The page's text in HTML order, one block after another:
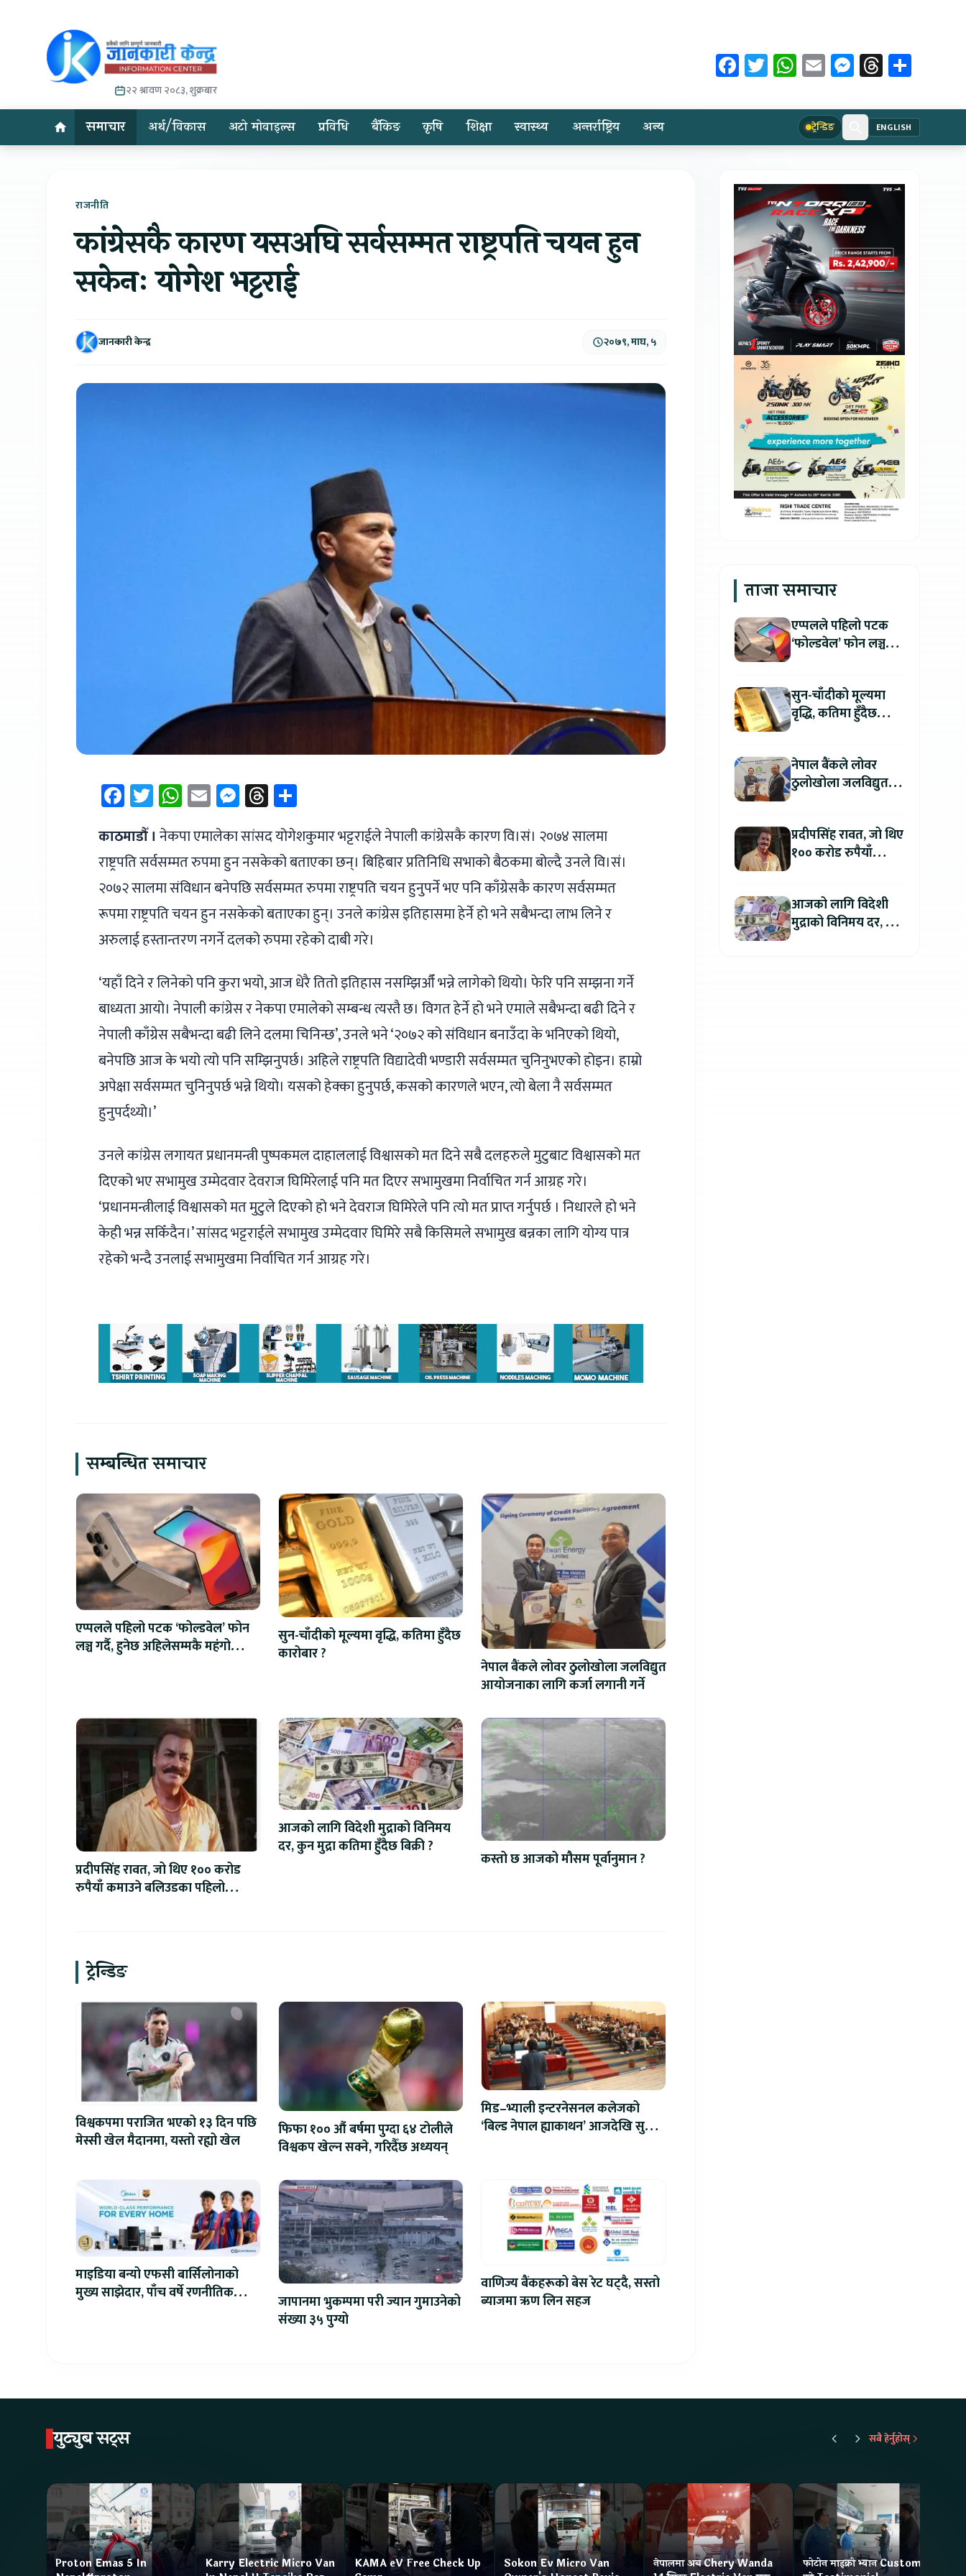
२२ श्रावण २०८३, शुक्रबार
Facebook
Twitter
WhatsApp
EmailMessenger
Threads
समाचार अर्थ/विकास अटो मोवाइल्स प्रविधि बैंकिङ कृषि शिक्षा स्वास्थ्य अन्तर्राष्ट्रिय अन्य ट्रेन्डिङ ENGLISH
राजनीति
कांग्रेसकै कारण यसअघि सर्वसम्मत राष्ट्रपति चयन हुन
सकेनः योगेश भट्टराई
जानकारी केन्द्र २०७९, माघ, ५
Facebook
Twitter
WhatsApp
EmailMessenger
Threads
काठमाडौँ । नेकपा एमालेका सांसद योगेशकुमार भट्टराईले नेपाली कांग्रेसकै कारण वि।सं। २०७४ सालमा
राष्ट्रपति सर्वसम्मत रुपमा हुन नसकेको बताएका छन्। बिहिबार प्रतिनिधि सभाको बैठकमा बोल्दै उनले वि।सं।
२०७२ सालमा संविधान बनेपछि सर्वसम्मत रुपमा राष्ट्रपति चयन हुनुपर्ने भए पनि काँग्रेसकै कारण सर्वसम्मत
रूपमा राष्ट्रपति चयन हुन नसकेको बताएका हुन्। उनले कांग्रेस इतिहासमा हेर्ने हो भने सबैभन्दा लाभ लिने र
अरुलाई हस्तान्तरण नगर्ने दलको रुपमा रहेको दाबी गरे।
‘यहाँ दिने र लिनेको पनि कुरा भयो, आज धेरै तितो इतिहास नसम्झिऔँ भन्ने लागेको थियो। फेरि पनि सम्झना गर्ने
बाध्यता आयो। नेपाली कांग्रेस र नेकपा एमालेको सम्बन्ध त्यस्तै छ। विगत हेर्ने हो भने एमाले सबैभन्दा बढी दिने र
नेपाली काँग्रेस सबैभन्दा बढी लिने दलमा चिनिन्छ’, उनले भने ‘२०७२ को संविधान बनाउँदा के भनिएको थियो,
बनेपछि आज के भयो त्यो पनि सम्झिनुपर्छ। अहिले राष्ट्रपति विद्यादेवी भण्डारी सर्वसम्मत चुनिनुभएको होइन। हाम्रो
अपेक्षा सर्वसम्मत चुनिनुपर्छ भन्ने थियो। यसको हेक्का हुनुपर्छ, कसको कारणले भएन, त्यो बेला नै सर्वसम्मत
हुनुपर्दथ्यो।’
उनले कांग्रेस लगायत प्रधानमन्त्री पुष्पकमल दाहाललाई विश्वासको मत दिने सबै दलहरुले मुटुबाट विश्वासको मत
दिएको भए सभामुख उम्मेदवार देवराज घिमिरेलाई पनि मत दिएर सभामुखमा निर्वाचित गर्न आग्रह गरे।
‘प्रधानमन्त्रीलाई विश्वासको मत मुटुले दिएको हो भने देवराज घिमिरेले पनि त्यो मत प्राप्त गर्नुपर्छ । निधारले हो भने
केही भन्न सकिँदैन।’ सांसद भट्टराईले सभामुख उम्मेदवार घिमिरे सबै किसिमले सभामुख बन्नका लागि योग्य पात्र
रहेको भन्दै उनलाई सभामुखमा निर्वाचित गर्न आग्रह गरे।
सम्बन्धित समाचार
एप्पलले पहिलो पटक ‘फोल्डवेल’ फोन
लञ्च गर्दै, हुनेछ अहिलेसम्मकै महंगो
सुन-चाँदीको मूल्यमा वृद्धि, कतिमा हुँदैछ
कारोबार ?
नेपाल बैंकले लोवर ठुलोखोला जलविद्युत
आयोजनाका लागि कर्जा लगानी गर्ने
प्रदीपसिंह रावत, जो थिए १०० करोड
रुपैयाँ कमाउने बलिउडका पहिलो
आजको लागि विदेशी मुद्राको विनिमय
दर, कुन मुद्रा कतिमा हुँदैछ बिक्री ?
कस्तो छ आजको मौसम पूर्वानुमान ?
ट्रेन्डिङ
विश्वकपमा पराजित भएको १३ दिन पछि
मेस्सी खेल मैदानमा, यस्तो रह्यो खेल
फिफा १०० औं बर्षमा पुग्दा ६४ टोलीले
विश्वकप खेल्न सक्ने, गरिदैँछ अध्ययन्
मिड–भ्याली इन्टरनेसनल कलेजको
‘बिल्ड नेपाल ह्याकाथन’ आजदेखि सुरु,
माइडिया बन्यो एफसी बार्सिलोनाको
मुख्य साझेदार, पाँच वर्षे रणनीतिक
जापानमा भुकम्पमा परी ज्यान गुमाउनेको
संख्या ३५ पुग्यो
वाणिज्य बैंकहरूको बेस रेट घट्दै, सस्तो
ब्याजमा ऋण लिन सहज
ताजा समाचार
एप्पलले पहिलो पटक
‘फोल्डवेल’ फोन लञ्च
सुन-चाँदीको मूल्यमा
वृद्धि, कतिमा हुँदैछ
नेपाल बैंकले लोवर
ठुलोखोला जलविद्युत
प्रदीपसिंह रावत, जो थिए
१०० करोड रुपैयाँ
आजको लागि विदेशी
मुद्राको विनिमय दर, कुन
युट्युब सट्स सबै हेर्नुहोस्
Proton Emas 5 In
Karry Electric Micro Van
KAMA eV Free Check Up
Sokon Ev Micro Van
नेपालमा अब Chery Wanda
फोटोन माइक्रो भ्यान Customer